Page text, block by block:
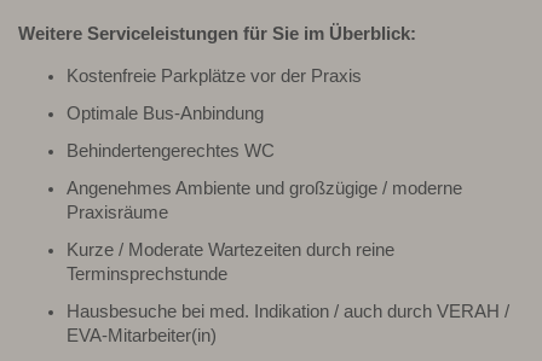
Weitere Serviceleistungen für Sie im Überblick:
Kostenfreie Parkplätze vor der Praxis
Optimale Bus-Anbindung
Behindertengerechtes WC
Angenehmes Ambiente und großzügige / moderne
Praxisräume
Kurze / Moderate Wartezeiten durch reine
Terminsprechstunde
Hausbesuche bei med. Indikation / auch durch VERAH /
EVA-Mitarbeiter(in)